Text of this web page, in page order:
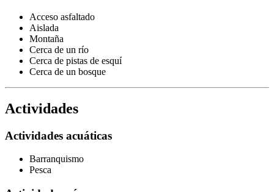
Acceso asfaltado
Aislada
Montaña
Cerca de un río
Cerca de pistas de esquí
Cerca de un bosque
Actividades
Actividades acuáticas
Barranquismo
Pesca